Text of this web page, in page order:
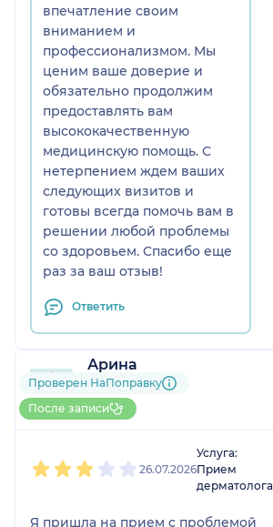
впечатление своим
вниманием и
профессионализмом. Мы
ценим ваше доверие и
обязательно продолжим
предоставлять вам
высококачественную
медицинскую помощь. С
нетерпением ждем ваших
следующих визитов и
готовы всегда помочь вам в
решении любой проблемы
со здоровьем. Спасибо еще
раз за ваш отзыв!
Ответить
Арина
11 отзывови2 оценки
Больше 10 записей через
НаПоправку
Проверен НаПоправку
После записи
26.07.2026
Услуга:
Прием
дерматолога
Я пришла на прием с проблемой